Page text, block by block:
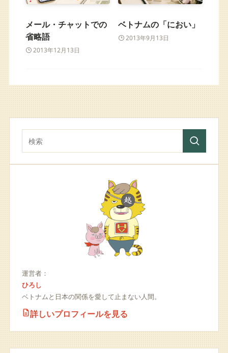
メール・チャットでの
省略語
2013年12月13日
ベトナムの「におい」
2013年9月13日
運営者：
ひろし
ベトナムと日本の関係を愛して止まない人間。
詳しいプロフィールを見る